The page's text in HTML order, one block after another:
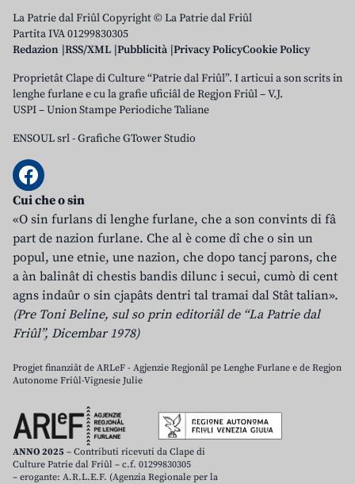
La Patrie dal Friûl Copyright © La Patrie dal Friûl
Partita IVA 01299830305
Redazion RSS/XML Pubblicità Privacy PolicyCookie Policy
Proprietât Clape di Culture “Patrie dal Friûl”. I articui a son scrits in
lenghe furlane e cu la grafie uficiâl de Regjon Friûl – V.J.
USPI – Union Stampe Periodiche Taliane
ENSOUL srl-Grafiche GTower Studio
Cui che o sin
«O sin furlans di lenghe furlane, che a son convints di fâ
part de nazion furlane. Che al è come dî che o sin un
popul, une etnie, une nazion, che dopo tancj parons, che
a àn balinât di chestis bandis dilunc i secui, cumò di cent
agns indaûr o sin cjapâts dentri tal tramai dal Stât talian».
(Pre Toni Beline, sul so prin editoriâl de “La Patrie dal
Friûl”, Dicembar 1978)
Progjet finanziât de ARLeF - Agjenzie Regjonâl pe Lenghe Furlane e de Regjon
Autonome Friûl-Vignesie Julie
ANNO 2025 – Contributi ricevuti da Clape di
Culture Patrie dal Friûl – c.f. 01299830305
– erogante: A.R.L.E.F. (Agenzia Regionale per la